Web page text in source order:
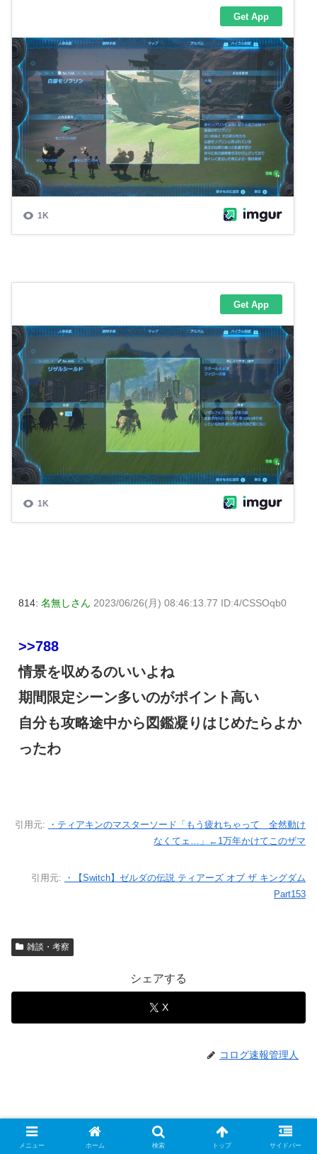
814: 名無しさん 2023/06/26(月) 08:46:13.77 ID:4/CSSOqb0
>>788
情景を収めるのいいよね
期間限定シーン多いのがポイント高い
自分も攻略途中から図鑑凝りはじめたらよか
ったわ
引用元:
・ティアキンのマスターソード「もう疲れちゃって 全然動け
なくてェ…」←1万年かけてこのザマ
引用元:
・【Switch】ゼルダの伝説 ティアーズ オブ ザ キングダム
Part153
雑談・考察
シェアする
X
コログ速報管理人
メニュー ホーム 検索 トップ サイドバー